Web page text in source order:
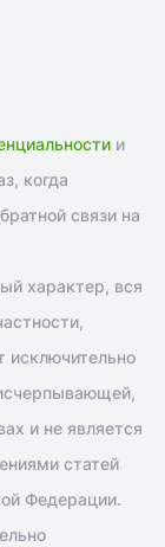
и
когда
связи на
характер, вся
исключительно
и не является
статей
Федерации.